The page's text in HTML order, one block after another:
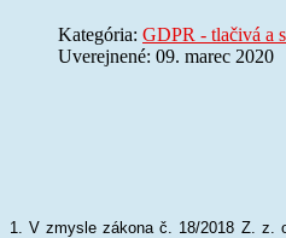
Kategória: GDPR - tlačivá a
Uverejnené: 09. marec 2020
1. V zmysle zákona č. 18/2018 Z. z.